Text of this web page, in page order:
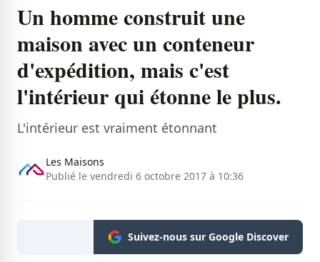
Un homme construit une
maison avec un conteneur
d'expédition, mais c'est
l'intérieur qui étonne le plus.
L'intérieur est vraiment étonnant
Les Maisons
Publié le vendredi 6 octobre 2017 à 10:36
Suivez-nous sur Google Discover